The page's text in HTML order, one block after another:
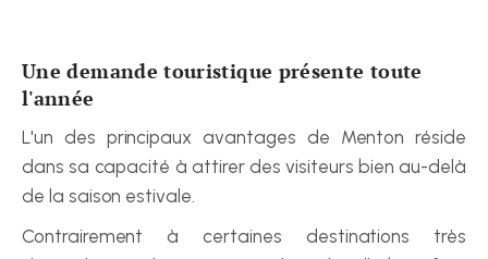
Une demande touristique présente toute
l'année
L'un des principaux avantages de Menton réside
dans sa capacité à attirer des visiteurs bien au-delà
de la saison estivale.
Contrairement à certaines destinations très